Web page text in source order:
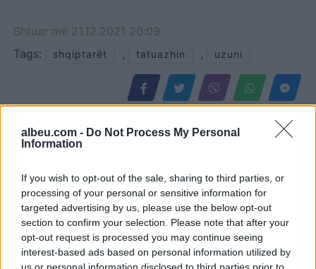
albeu.com - Do Not Process My Personal
Information
If you wish to opt-out of the sale, sharing to third parties, or
processing of your personal or sensitive information for
targeted advertising by us, please use the below opt-out
section to confirm your selection. Please note that after your
opt-out request is processed you may continue seeing
interest-based ads based on personal information utilized by
Shtuar më 21.12.2021 20:09
Tags:
shqiptarët , tatuazhin , uzuni
Rodri refuzoi Real
Arsenali heq dorë nga